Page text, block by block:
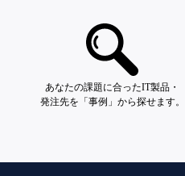
あなたの課題に合ったIT製品・
発注先を「事例」から探せます。